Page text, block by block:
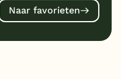
Naar favorieten